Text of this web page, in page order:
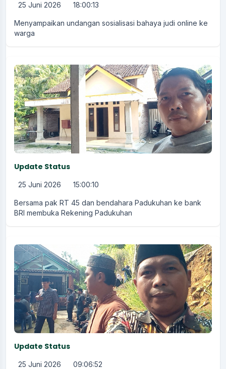
25 Juni 2026 18:00:13
Menyampaikan undangan sosialisasi bahaya judi online ke
warga
Update Status
25 Juni 2026 15:00:10
Bersama pak RT 45 dan bendahara Padukuhan ke bank
BRI membuka Rekening Padukuhan
Update Status
25 Juni 2026 09:06:52